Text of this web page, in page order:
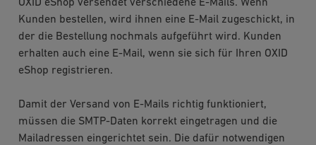
OXID eShop versendet verschiedene E-Mails. Wenn
Kunden bestellen, wird ihnen eine E-Mail zugeschickt, in
der die Bestellung nochmals aufgeführt wird. Kunden
erhalten auch eine E-Mail, wenn sie sich für Ihren OXID
eShop registrieren.
Damit der Versand von E-Mails richtig funktioniert,
müssen die SMTP-Daten korrekt eingetragen und die
Mailadressen eingerichtet sein. Die dafür notwendigen